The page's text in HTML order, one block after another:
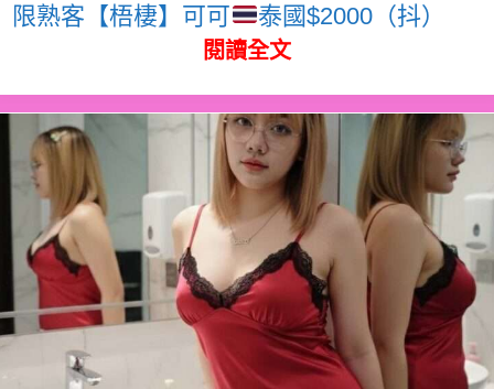
限熟客【梧棲】可可 泰國$2000（抖）
閱讀全文